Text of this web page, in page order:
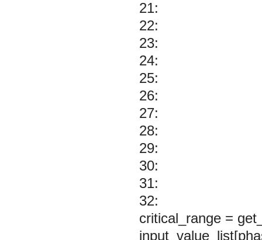
21:
22:
23:
24:
25:
26:
27:
28:
29:
30:
31:
32:
critical_range =